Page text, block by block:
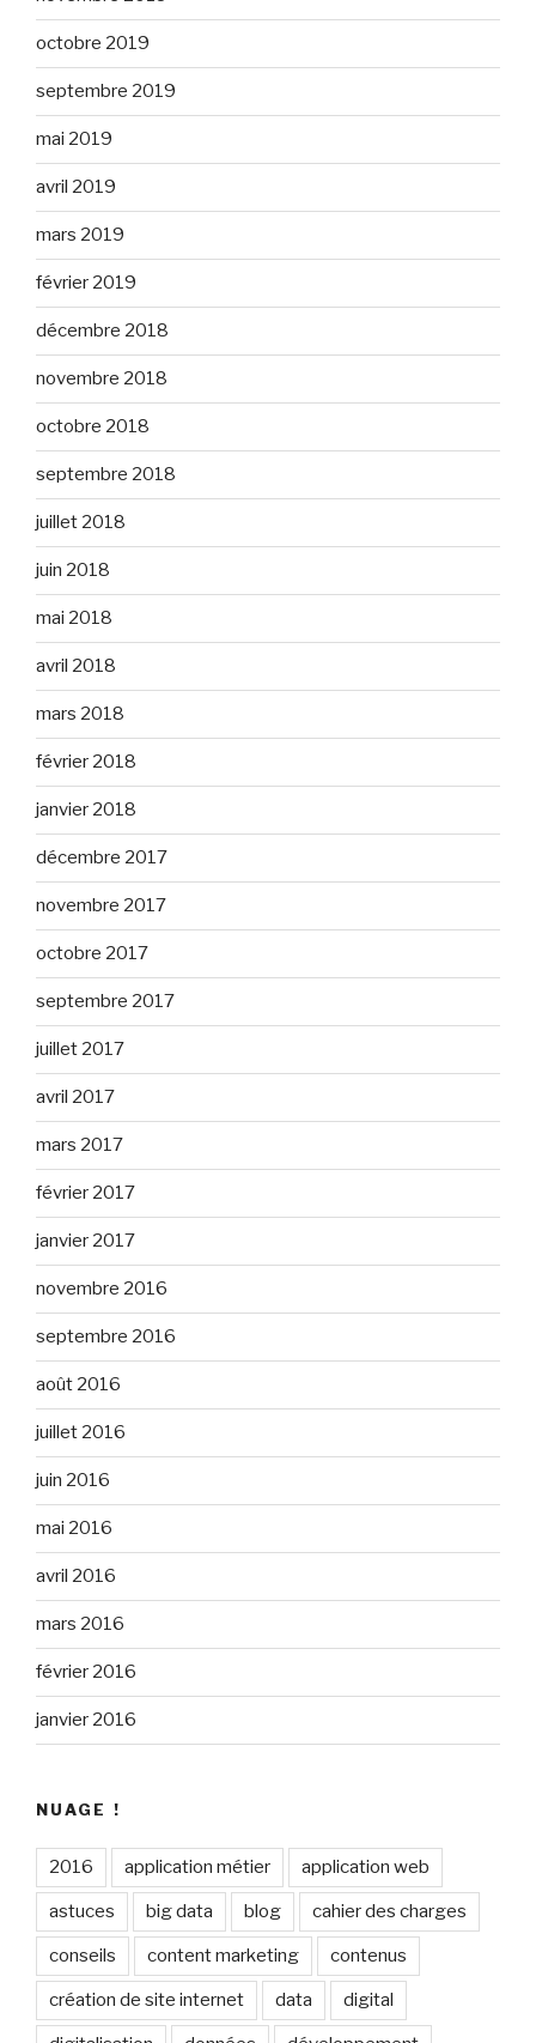
octobre 2019
septembre 2019
mai 2019
avril 2019
mars 2019
février 2019
décembre 2018
novembre 2018
octobre 2018
septembre 2018
juillet 2018
juin 2018
mai 2018
avril 2018
mars 2018
février 2018
janvier 2018
décembre 2017
novembre 2017
octobre 2017
septembre 2017
juillet 2017
avril 2017
mars 2017
février 2017
janvier 2017
novembre 2016
septembre 2016
août 2016
juillet 2016
juin 2016
mai 2016
avril 2016
mars 2016
février 2016
janvier 2016
NUAGE !
2016 application métier application web
astuces big data blog cahier des charges
conseils content marketing contenus
création de site internet data digital